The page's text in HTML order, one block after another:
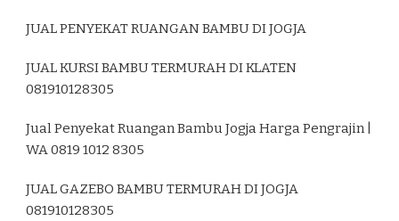
JUAL PENYEKAT RUANGAN BAMBU DI JOGJA
JUAL KURSI BAMBU TERMURAH DI KLATEN
081910128305
Jual Penyekat Ruangan Bambu Jogja Harga Pengrajin |
WA 0819 1012 8305
JUAL GAZEBO BAMBU TERMURAH DI JOGJA
081910128305